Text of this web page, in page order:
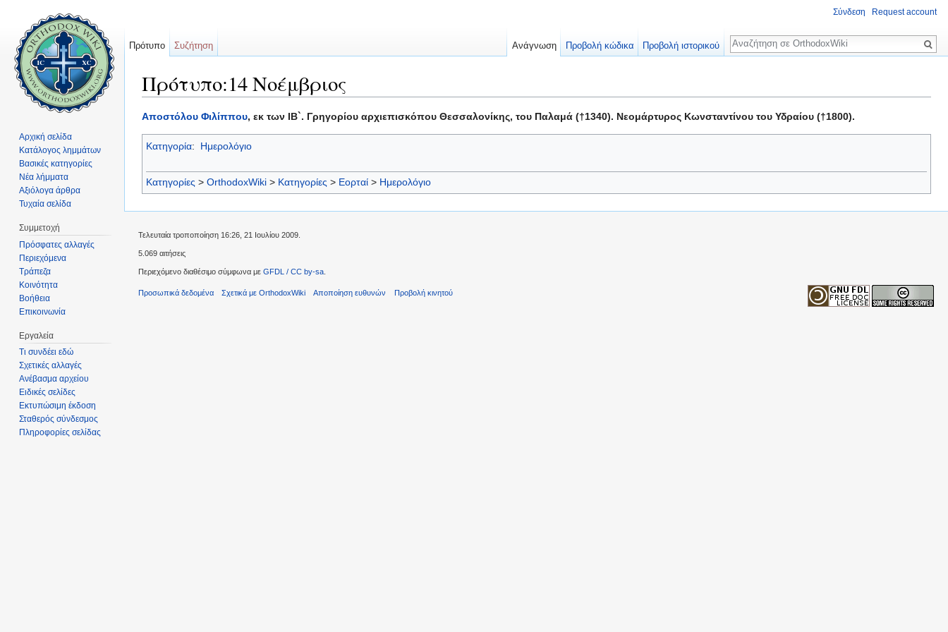
Πρότυπο:14 Νοέμβριος
Αποστόλου Φιλίππου, εκ των IB`. Γρηγορίου αρχιεπισκόπου Θεσσαλονίκης, του Παλαμά (†1340). Νεομάρτυρος Κωνσταντίνου του Υδραίου (†1800).
Κατηγορία: Ημερολόγιο
Κατηγορίες > OrthodoxWiki > Κατηγορίες > Εορταί > Ημερολόγιο
Σύνδεση Request account
Πρότυπο Συζήτηση Ανάγνωση Προβολή κώδικα Προβολή ιστορικού
Αναζήτηση
Αρχική σελίδα
Κατάλογος λημμάτων
Βασικές κατηγορίες
Νέα λήμματα
Αξιόλογα άρθρα
Τυχαία σελίδα
Συμμετοχή
Πρόσφατες αλλαγές
Περιεχόμενα
Τράπεζα
Κοινότητα
Βοήθεια
Επικοινωνία
Εργαλεία
Τι συνδέει εδώ
Σχετικές αλλαγές
Ανέβασμα αρχείου
Ειδικές σελίδες
Εκτυπώσιμη έκδοση
Σταθερός σύνδεσμος
Πληροφορίες σελίδας
Τελευταία τροποποίηση 16:26, 21 Ιουλίου 2009.
5.069 αιτήσεις
Περιεχόμενο διαθέσιμο σύμφωνα με GFDL / CC by-sa
Προσωπικά δεδομένα Σχετικά με OrthodoxWiki Αποποίηση ευθυνών Προβολή κινητού